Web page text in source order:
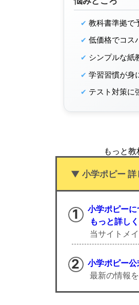
教科書準拠で
低価格でコス
シンプルな紙
学習習慣が身
テスト対策に
もっと
▼ 小学ポピー 詳
小学ポピーに
もっと詳しく
当サイトメ
小学ポピー公
最新の情報